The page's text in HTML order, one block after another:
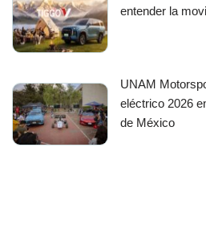
entender la
UNAM
eléctrico 2026
de México